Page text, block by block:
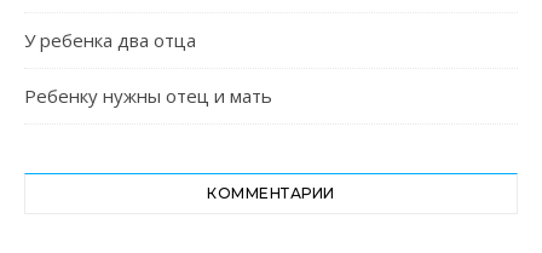
У ребенка два отца
Ребенку нужны отец и мать
КОММЕНТАРИИ